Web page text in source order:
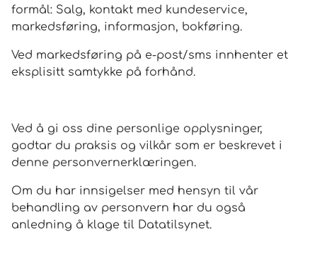
formål: Salg, kontakt med kundeservice,
markedsføring, informasjon, bokføring.
Ved markedsføring på e-post/sms innhenter et
eksplisitt samtykke på forhånd.
Ved å gi oss dine personlige opplysninger,
godtar du praksis og vilkår som er beskrevet i
denne personvernerklæringen.
Om du har innsigelser med hensyn til vår
behandling av personvern har du også
anledning å klage til Datatilsynet.